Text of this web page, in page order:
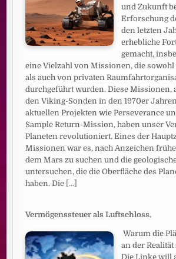
und Zukunft
Erforschung
den letzten
erhebliche
gemacht,
eine Vielzahl von Missionen, die
als auch von privaten
durchgeführt wurden. Diese Missionen,
den Viking-Sonden in den 1970er
aktuellen Projekten wie Perseverance
Sample Return-Mission, haben unser
Planeten revolutioniert. Eines der
Missionen war es, nach Anzeichen
dem Mars zu suchen und die
untersuchen, die die Oberfläche des
haben. Die [...]
Vermögenssteuer als Luftschloss.
Warum die
an der
Die Linke will